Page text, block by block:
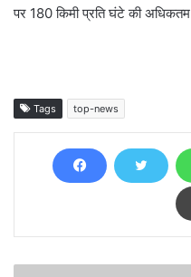
पर 180 किमी प्रति घंटे की अधिकतम
Tags top-news